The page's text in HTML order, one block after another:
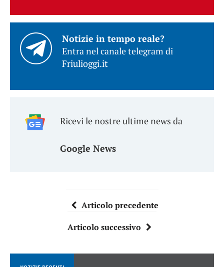
Notizie in tempo reale?
Entra nel canale telegram di
Friulioggi.it
Ricevi le nostre ultime news da
Google News
Articolo precedente
Articolo successivo